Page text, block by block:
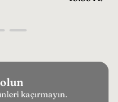
kaçırmayın.